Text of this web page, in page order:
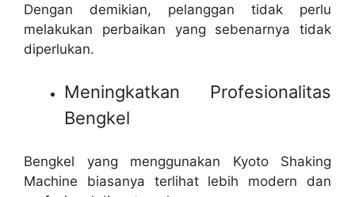
Dengan demikian, pelanggan tidak perlu
melakukan perbaikan yang sebenarnya tidak
diperlukan.
Meningkatkan Profesionalitas
Bengkel
Bengkel yang menggunakan Kyoto Shaking
Machine biasanya terlihat lebih modern dan